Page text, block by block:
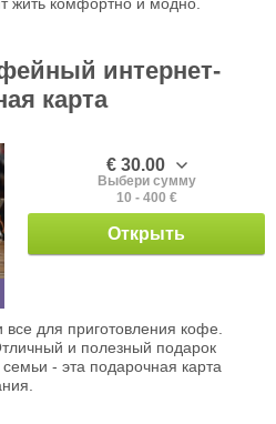
интернет-
карта
€ 30.00
Выбери сумму
10 - 400 €
Открыть
для приготовления кофе.
и полезный подарок
- эта подарочная карта